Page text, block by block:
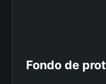
Fondo de